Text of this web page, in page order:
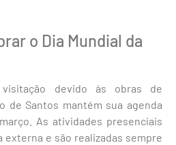
o Dia Mundial da
devido às obras de
de Santos mantém sua agenda
As atividades presenciais
externa e são realizadas sempre